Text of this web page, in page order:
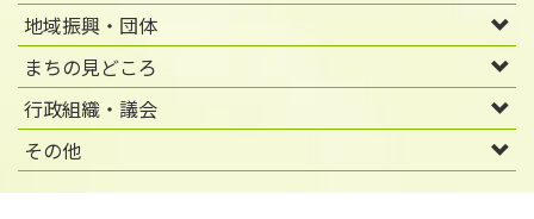
地域振興・団体
まちの見どころ
行政組織・議会
その他